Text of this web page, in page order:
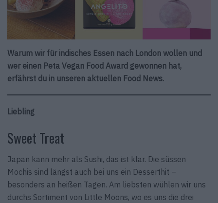
Warum wir für indisches Essen nach London wollen und
wer einen Peta Vegan Food Award gewonnen hat,
erfährst du in unseren aktuellen Food News.
Liebling
Sweet Treat
Japan kann mehr als Sushi, das ist klar. Die süssen
Mochis sind längst auch bei uns ein Desserthit –
besonders an heißen Tagen. Am liebsten wühlen wir uns
durchs Sortiment von Little Moons, wo es uns die drei